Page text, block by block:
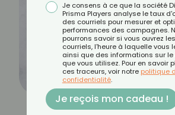
Je consens à ce que la société
Prisma Players analyse le taux
des courriels pour mesurer et
performances des campagnes.
pourrons savoir si vous ouvrez les
courriels, l'heure à laquelle vous
ainsi que des informations sur le
que vous utilisez. Pour en savoir
ces traceurs, voir notre politique
confidentialité.
Je reçois mon cadeau !